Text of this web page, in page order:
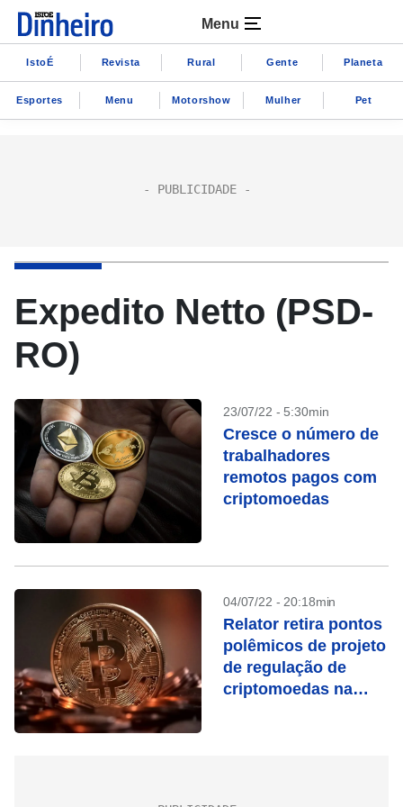
Menu
IstoÉ Revista Rural Gente Planeta
Esportes Menu Motorshow Mulher Pet
Expedito Netto (PSD-
RO)
23/07/22 - 5:30min
Cresce o número de
trabalhadores
remotos pagos com
criptomoedas
04/07/22 - 20:18min
Relator retira pontos
polêmicos de projeto
de regulação de
criptomoedas na